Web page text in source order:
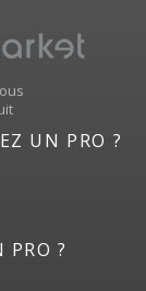
UN PRO ?
PRO ?